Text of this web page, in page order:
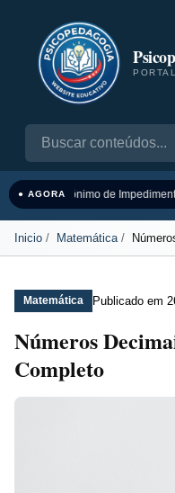
● AGORASinônimo de
Inicio Matemática
Matemática Publicado em
Números
Completo